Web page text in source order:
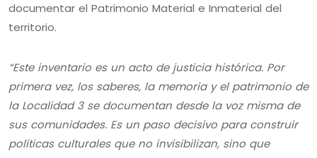
documentar el Patrimonio Material e Inmaterial del
territorio.
“Este inventario es un acto de justicia histórica. Por
primera vez, los saberes, la memoria y el patrimonio de
la Localidad 3 se documentan desde la voz misma de
sus comunidades. Es un paso decisivo para construir
políticas culturales que no invisibilizan, sino que